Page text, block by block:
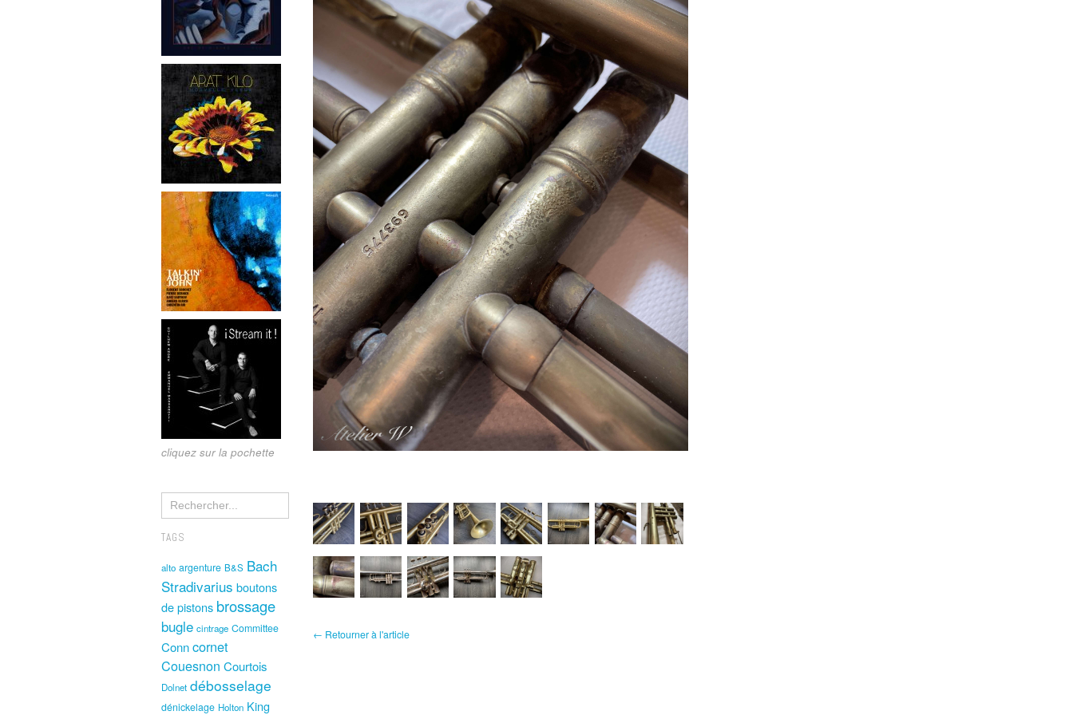
cliquez sur la pochette
TAGS
alto argenture B&S Bach
Stradivarius boutons
de pistons brossage
bugle cintrage Committee
Conncornet
Couesnon Courtois
Dolnet débosselage
dénickelage Holton King
← Retourner à l'article